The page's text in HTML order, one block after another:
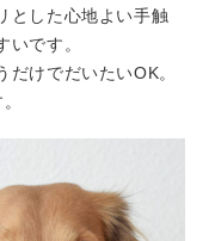
とした心地よい手触
いです。
けでだいたいOK。